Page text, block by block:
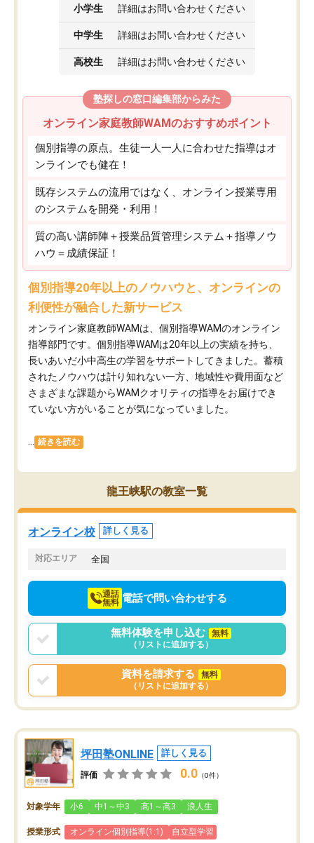
小学生 詳細はお問い合わせください
中学生 詳細はお問い合わせください
高校生 詳細はお問い合わせください
塾探しの窓口編集部からみた
オンライン家庭教師WAMのおすすめポイント
個別指導の原点。生徒一人一人に合わせた指導はオ
ンラインでも健在！
既存システムの流用ではなく、オンライン授業専用
のシステムを開発・利用！
質の高い講師陣＋授業品質管理システム＋指導ノウ
ハウ＝成績保証！
個別指導20年以上のノウハウと、オンラインの
利便性が融合した新サービス
オンライン家庭教師WAMは、個別指導WAMのオンライン
指導部門です。個別指導WAMは20年以上の実績を持ち、
長いあいだ小中高生の学習をサポートしてきました。蓄積
されたノウハウは計り知れない一方、地域性や費用面など
さまざまな課題からWAMクオリティの指導をお届けでき
ていない方がいることが気になっていました。
続きを読む
龍王峡駅の教室一覧
オンライン校 詳しく見る
対応エリア 全国
通話
無料 電話で問い合わせする
無料体験を申し込む
無料
（リストに追加する）
資料を請求する
無料
（リストに追加する）
坪田塾ONLINE 詳しく見る
評価 0.0 （0件）
対象学年 小6 中1～中3 高1～高3 浪人生
授業形式 オンライン個別指導(1:1) 自立型学習